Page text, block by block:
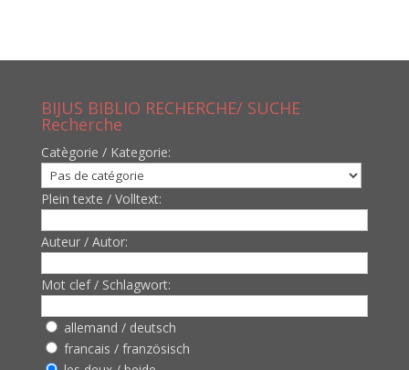
BIJUS BIBLIO RECHERCHE/ SUCHE
Recherche
Catègorie / Kategorie:
Plein texte / Volltext:
Auteur / Autor:
Mot clef / Schlagwort:
allemand / deutsch
francais / französisch